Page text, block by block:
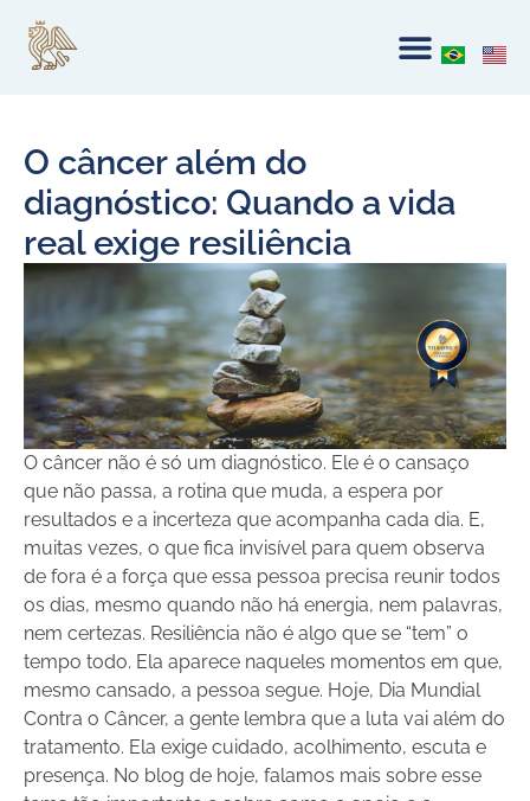
O câncer além do
diagnóstico: Quando a vida
real exige resiliência
O câncer não é só um diagnóstico. Ele é o cansaço
que não passa, a rotina que muda, a espera por
resultados e a incerteza que acompanha cada dia. E,
muitas vezes, o que fica invisível para quem observa
de fora é a força que essa pessoa precisa reunir todos
os dias, mesmo quando não há energia, nem palavras,
nem certezas. Resiliência não é algo que se “tem” o
tempo todo. Ela aparece naqueles momentos em que,
mesmo cansado, a pessoa segue. Hoje, Dia Mundial
Contra o Câncer, a gente lembra que a luta vai além do
tratamento. Ela exige cuidado, acolhimento, escuta e
presença. No blog de hoje, falamos mais sobre esse